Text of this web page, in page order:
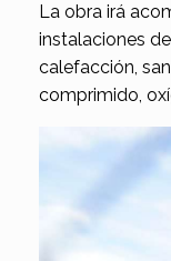
La obra irá
instalaciones
calefacción,
comprimido,